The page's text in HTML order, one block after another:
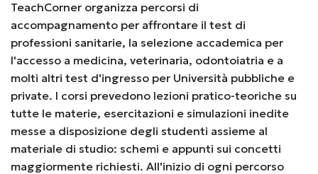
TeachCorner organizza percorsi di
accompagnamento per affrontare il test di
professioni sanitarie, la selezione accademica per
l'accesso a medicina, veterinaria, odontoiatria e a
molti altri test d'ingresso per Università pubbliche e
private. I corsi prevedono lezioni pratico-teoriche su
tutte le materie, esercitazioni e simulazioni inedite
messe a disposizione degli studenti assieme al
materiale di studio: schemi e appunti sui concetti
maggiormente richiesti. All'inizio di ogni percorso